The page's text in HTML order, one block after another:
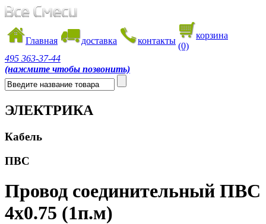
Главная доставка контакты
корзина
(0)
495 363-37-44
(нажмите чтобы позвонить)
ЭЛЕКТРИКА
Кабель
ПВС
Провод соединительный ПВС
4х0.75 (1п.м)